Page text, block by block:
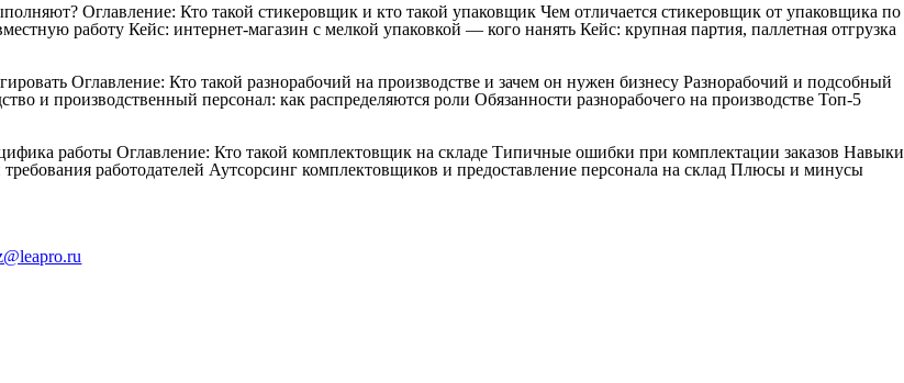
Оглавление: Кто такой стикеровщик и кто такой упаковщик Чем отличается стикеровщик от упаковщика по
работу Кейс: интернет-магазин с мелкой упаковкой — кого нанять Кейс: крупная партия, паллетная отгрузка
Оглавление: Кто такой разнорабочий на производстве и зачем он нужен бизнесу Разнорабочий и подсобный
и производственный персонал: как распределяются роли Обязанности разнорабочего на производстве Топ-5
работы Оглавление: Кто такой комплектовщик на складе Типичные ошибки при комплектации заказов Навыки
работодателей Аутсорсинг комплектовщиков и предоставление персонала на склад Плюсы и минусы